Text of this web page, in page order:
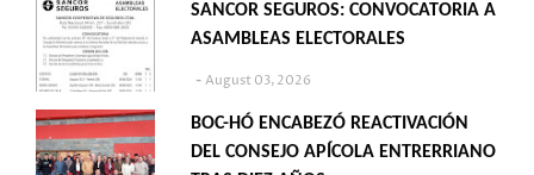
SANCOR SEGUROS: CONVOCATORIA A
ASAMBLEAS ELECTORALES
August 03, 2026
BOC-HÓ ENCABEZÓ REACTIVACIÓN
DEL CONSEJO APÍCOLA ENTRERRIANO